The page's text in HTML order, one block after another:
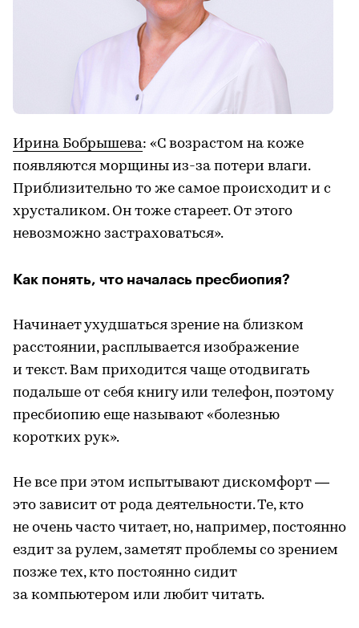
Ирина Бобрышева: «С возрастом на коже
появляются морщины из-за потери влаги.
Приблизительно то же самое происходит и с
хрусталиком. Он тоже стареет. От этого
невозможно застраховаться».
Как понять, что началась пресбиопия?
Начинает ухудшаться зрение на близком
расстоянии, расплывается изображение
и текст. Вам приходится чаще отодвигать
подальше от себя книгу или телефон, поэтому
пресбиопию еще называют «болезнью
коротких рук».
Не все при этом испытывают дискомфорт —
это зависит от рода деятельности. Те, кто
не очень часто читает, но, например, постоянно
ездит за рулем, заметят проблемы со зрением
позже тех, кто постоянно сидит
за компьютером или любит читать.